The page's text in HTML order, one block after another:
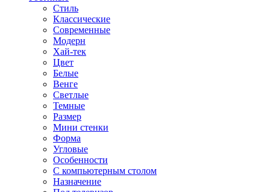
Стиль
Классические
Современные
Модерн
Хай-тек
Цвет
Белые
Венге
Светлые
Темные
Размер
Мини стенки
Форма
Угловые
Особенности
С компьютерным столом
Назначение